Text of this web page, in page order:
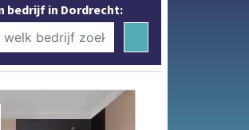
bedrijf in Dordrecht: